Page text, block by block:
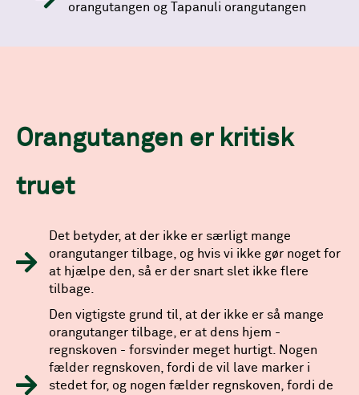
orangutangen og Tapanuli orangutangen
Orangutangen er kritisk
truet
Det betyder, at der ikke er særligt mange
orangutanger tilbage, og hvis vi ikke gør noget for
at hjælpe den, så er der snart slet ikke flere
tilbage.
Den vigtigste grund til, at der ikke er så mange
orangutanger tilbage, er at dens hjem -
regnskoven - forsvinder meget hurtigt. Nogen
fælder regnskoven, fordi de vil lave marker i
stedet for, og nogen fælder regnskoven, fordi de